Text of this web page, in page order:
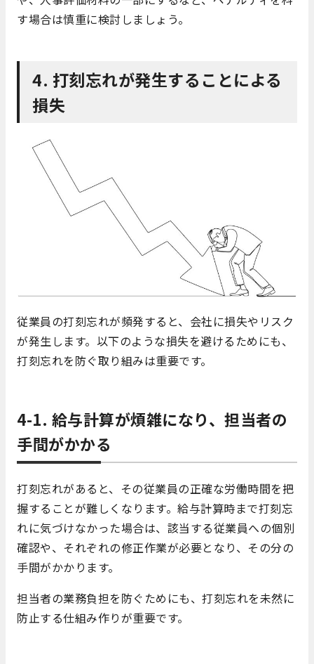
す場合は慎重に検討しましょう。
4. 打刻忘れが発生することによる
損失
従業員の打刻忘れが頻発すると、会社に損失やリスク
が発生します。以下のような損失を避けるためにも、
打刻忘れを防ぐ取り組みは重要です。
4-1. 給与計算が煩雑になり、担当者の
手間がかかる
打刻忘れがあると、その従業員の正確な労働時間を把
握することが難しくなります。給与計算時まで打刻忘
れに気づけなかった場合は、該当する従業員への個別
確認や、それぞれの修正作業が必要となり、その分の
手間がかかります。
担当者の業務負担を防ぐためにも、打刻忘れを未然に
防止する仕組み作りが重要です。